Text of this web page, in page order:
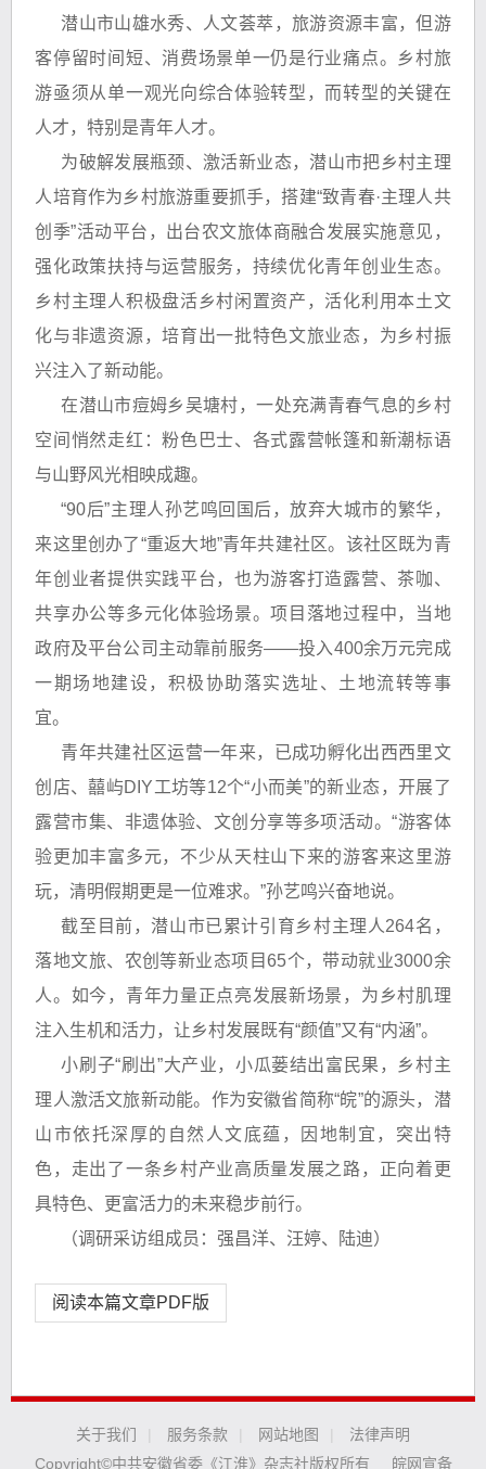
潜山市山雄水秀、人文荟萃，旅游资源丰富，但游
客停留时间短、消费场景单一仍是行业痛点。乡村旅
游亟须从单一观光向综合体验转型，而转型的关键在
人才，特别是青年人才。
为破解发展瓶颈、激活新业态，潜山市把乡村主理
人培育作为乡村旅游重要抓手，搭建“致青春·主理人共
创季”活动平台，出台农文旅体商融合发展实施意见，
强化政策扶持与运营服务，持续优化青年创业生态。
乡村主理人积极盘活乡村闲置资产，活化利用本土文
化与非遗资源，培育出一批特色文旅业态，为乡村振
兴注入了新动能。
在潜山市痘姆乡吴塘村，一处充满青春气息的乡村
空间悄然走红：粉色巴士、各式露营帐篷和新潮标语
与山野风光相映成趣。
“90后”主理人孙艺鸣回国后，放弃大城市的繁华，
来这里创办了“重返大地”青年共建社区。该社区既为青
年创业者提供实践平台，也为游客打造露营、茶咖、
共享办公等多元化体验场景。项目落地过程中，当地
政府及平台公司主动靠前服务——投入400余万元完成
一期场地建设，积极协助落实选址、土地流转等事
宜。
青年共建社区运营一年来，已成功孵化出西西里文
创店、囍屿DIY工坊等12个“小而美”的新业态，开展了
露营市集、非遗体验、文创分享等多项活动。“游客体
验更加丰富多元，不少从天柱山下来的游客来这里游
玩，清明假期更是一位难求。”孙艺鸣兴奋地说。
截至目前，潜山市已累计引育乡村主理人264名，
落地文旅、农创等新业态项目65个，带动就业3000余
人。如今，青年力量正点亮发展新场景，为乡村肌理
注入生机和活力，让乡村发展既有“颜值”又有“内涵”。
小刷子“刷出”大产业，小瓜蒌结出富民果，乡村主
理人激活文旅新动能。作为安徽省简称“皖”的源头，潜
山市依托深厚的自然人文底蕴，因地制宜，突出特
色，走出了一条乡村产业高质量发展之路，正向着更
具特色、更富活力的未来稳步前行。
（调研采访组成员：强昌洋、汪婷、陆迪）
阅读本篇文章PDF版
关于我们 服务条款 网站地图
法律声明
Copyright©中共安徽省委《江淮》杂志社版权所有
皖网宣备